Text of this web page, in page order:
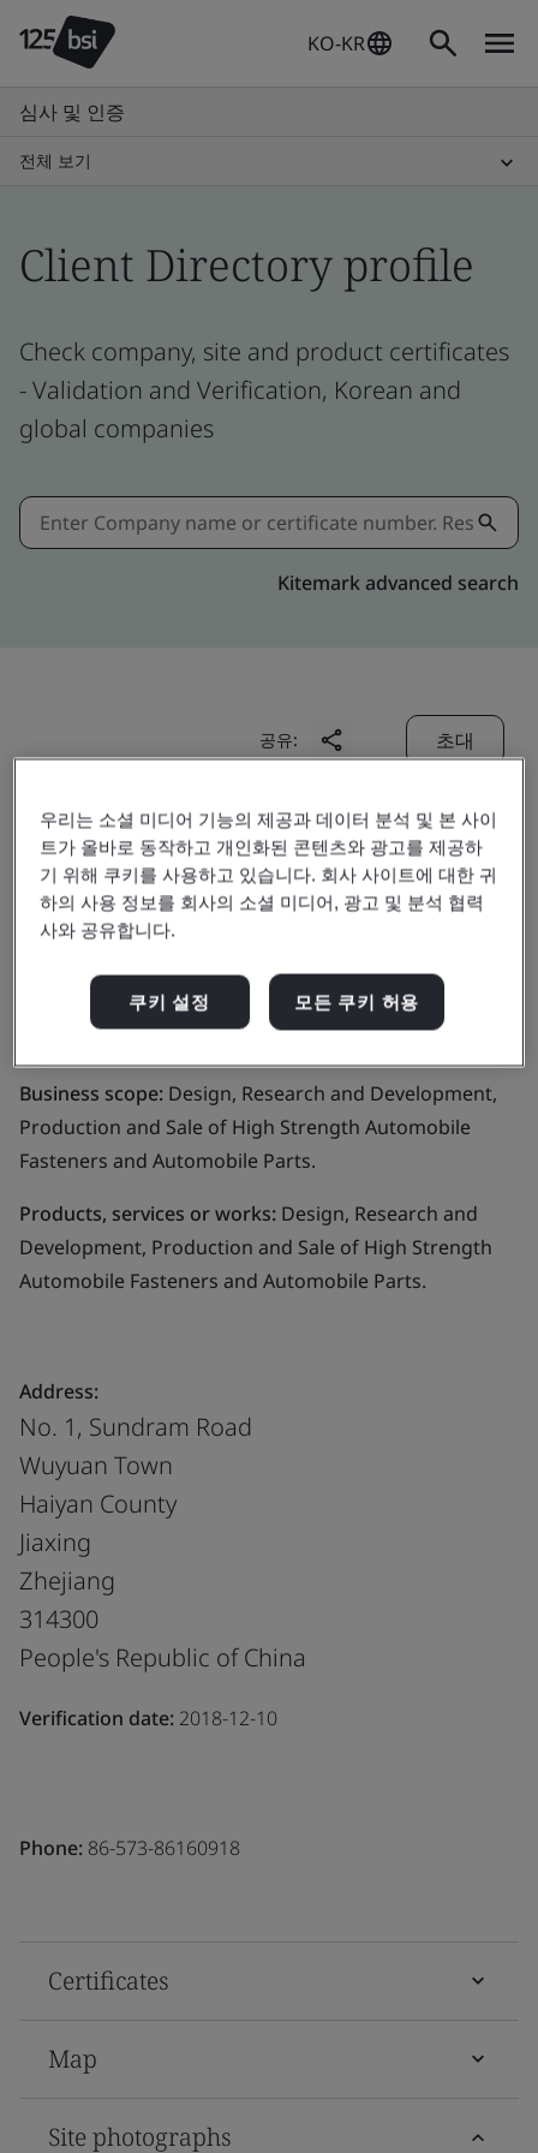
KO-KR
심사 및 인증
전체 보기
Client Directory profile
Check company, site and product certificates
- Validation and Verification, Korean and
global companies
Kitemark advanced search
공유: 초대
Sundram Fasteners
(Zhejiang) Limited
Business scope: Design, Research and Development,
Production and Sale of High Strength Automobile
Fasteners and Automobile Parts.
Products, services or works: Design, Research and
Development, Production and Sale of High Strength
Automobile Fasteners and Automobile Parts.
Address:
No. 1, Sundram Road
Wuyuan Town
Haiyan County
Jiaxing
Zhejiang
314300
People's Republic of China
Verification date: 2018-12-10
Phone: 86-573-86160918
Certificates
Map
Site photographs
우리는 소셜 미디어 기능의 제공과 데이터 분석 및 본 사이
트가 올바로 동작하고 개인화된 콘텐츠와 광고를 제공하
기 위해 쿠키를 사용하고 있습니다. 회사 사이트에 대한 귀
하의 사용 정보를 회사의 소셜 미디어, 광고 및 분석 협력
사와 공유합니다.
쿠키 설정 모든 쿠키 허용